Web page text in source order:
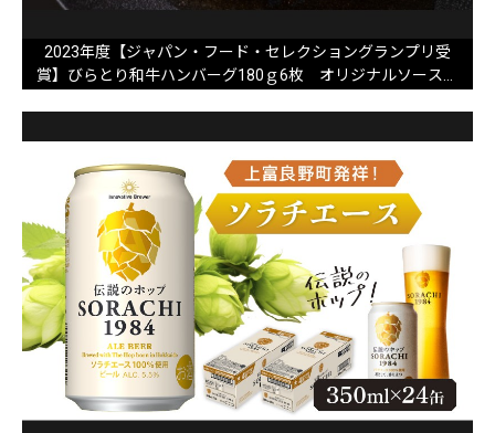
2023年度【ジャパン・フード・セレクショングランプリ受
賞】びらとり和牛ハンバーグ180ｇ6枚 オリジナルソース付